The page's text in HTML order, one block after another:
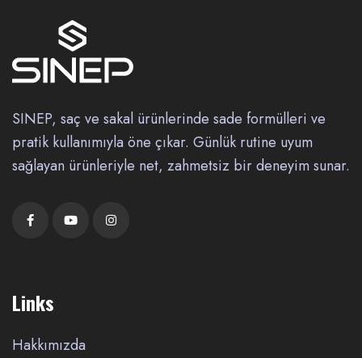
SINEP, saç ve sakal ürünlerinde sade formülleri ve
pratik kullanımıyla öne çıkar. Günlük rutine uyum
sağlayan ürünleriyle net, zahmetsiz bir deneyim sunar.
Links
Hakkımızda